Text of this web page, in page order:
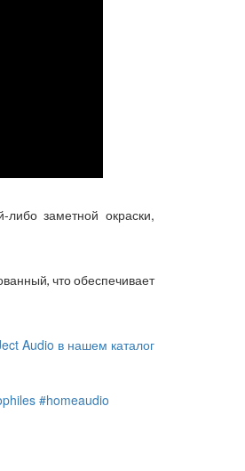
заметной окраски,
что обеспечивает
Audio в нашем каталог
#homeaudio